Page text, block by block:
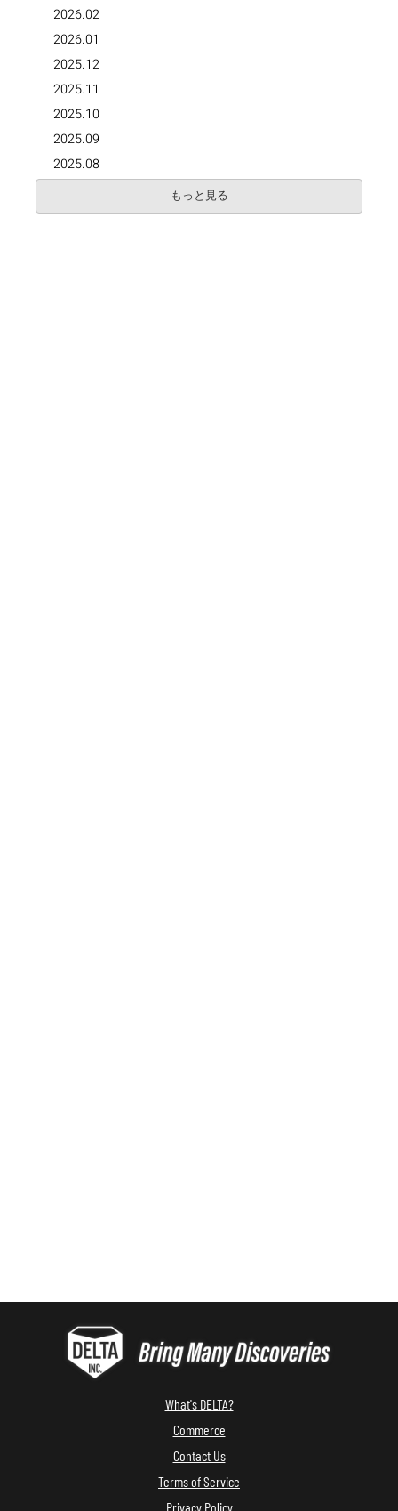
2026.02
2026.01
2025.12
2025.11
2025.10
2025.09
2025.08
もっと見る
What's DELTA?
Commerce
Contact Us
Terms of Service
Privacy Policy